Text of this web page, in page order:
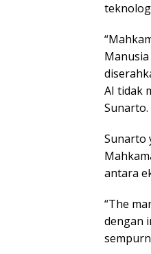
AI tidak
Sunarto.
Sunarto
antara
“The
dengan